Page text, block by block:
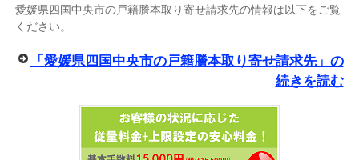
愛媛県四国中央市の戸籍謄本取り寄せ請求先の情報は以下をご覧
ください。
「愛媛県四国中央市の戸籍謄本取り寄せ請求先」の
続きを読む